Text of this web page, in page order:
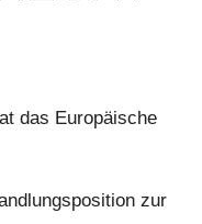
das Europäische
zur